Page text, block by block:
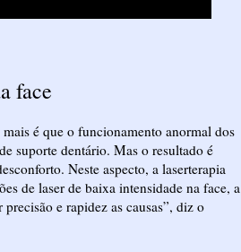
face
é que o funcionamento anormal dos
suporte dentário. Mas o resultado é
Neste aspecto, a laserterapia
de laser de baixa intensidade na face, a
e rapidez as causas”, diz o